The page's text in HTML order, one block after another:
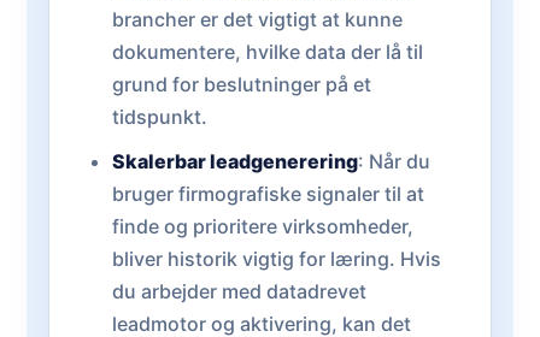
brancher er det vigtigt at kunne
dokumentere, hvilke data der lå til
grund for beslutninger på et
tidspunkt.
Skalerbar leadgenerering: Når du
bruger firmografiske signaler til at
finde og prioritere virksomheder,
bliver historik vigtig for læring. Hvis
du arbejder med datadrevet
leadmotor og aktivering, kan det